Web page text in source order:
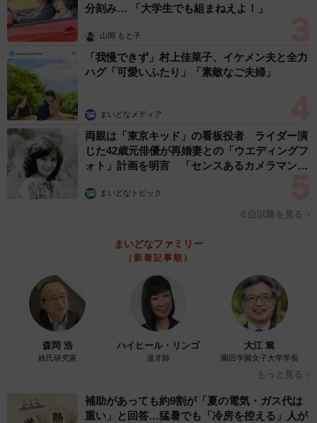
分刻み… 「大学生でも組まねえよ！」
山岡 もと子
「我慢できず」村上佳菜子、イケメン夫と全力
ハグ「可愛いふたり」「素敵なご夫婦」
まいどなメディア
両親は「東京キッド」の看板役者 ライダー演
じた42歳元俳優が再婚妻との「ウエディングフ
ォト」計画を明言 「センスあるカメラマン求
まいどなトピック
６位以降を見る
まいどなファミリー
（新着記事順）
森岡 浩
姓氏研究家
ハイヒール・リンゴ
漫才師
大江 篤
園田学園女子大学学長
もっと見る
補助があっても約9割が「夏の電気・ガス代は
重い」と回答…猛暑でも「冷房を控える」人が